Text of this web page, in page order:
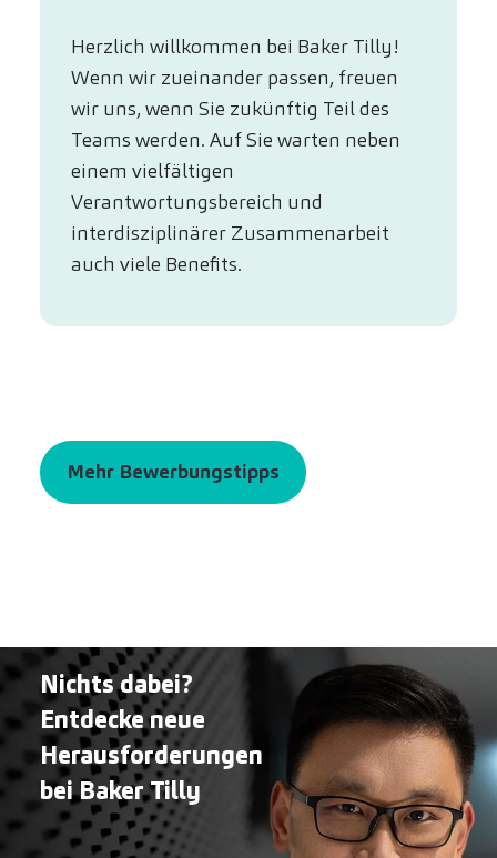
Herzlich willkommen bei Baker Tilly!
Wenn wir zueinander passen, freuen
wir uns, wenn Sie zukünftig Teil des
Teams werden. Auf Sie warten neben
einem vielfältigen
Verantwortungsbereich und
interdisziplinärer Zusammenarbeit
auch viele Benefits.
Mehr Bewerbungstipps
Nichts dabei?
Entdecke neue
Herausforderungen
bei Baker Tilly